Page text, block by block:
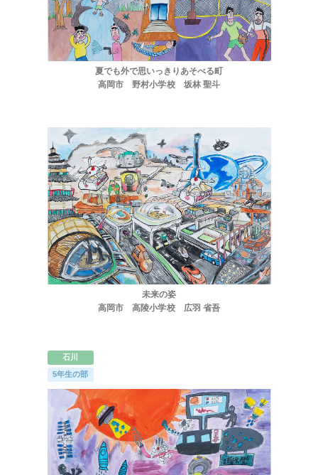
ほくげんこんライブラリ
夏でも外で思いっきりあそべる町
高岡市 野村小学校 坂林 聖斗
未来の姿
高岡市 高陵小学校 広羽 省吾
石川
5年生の部